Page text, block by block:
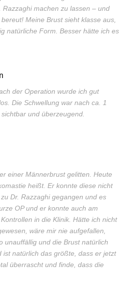
machen zu lassen – und
Meine Brust sieht klasse aus,
natürliche Form. Besser hätte ich es
der Operation wurde ich gut
Die Schwellung war nach ca. 1
und überzeugend.
einer Männerbrust gelitten. Heute
heißt. Er konnte diese nicht
Dr. Razzaghi gegangen und es
OP und er konnte auch am
in die Klinik. Hätte ich nicht
wäre mir nie aufgefallen,
unauffällig und die Brust natürlich
natürlich das größte, dass er jetzt
überrascht und finde, dass die